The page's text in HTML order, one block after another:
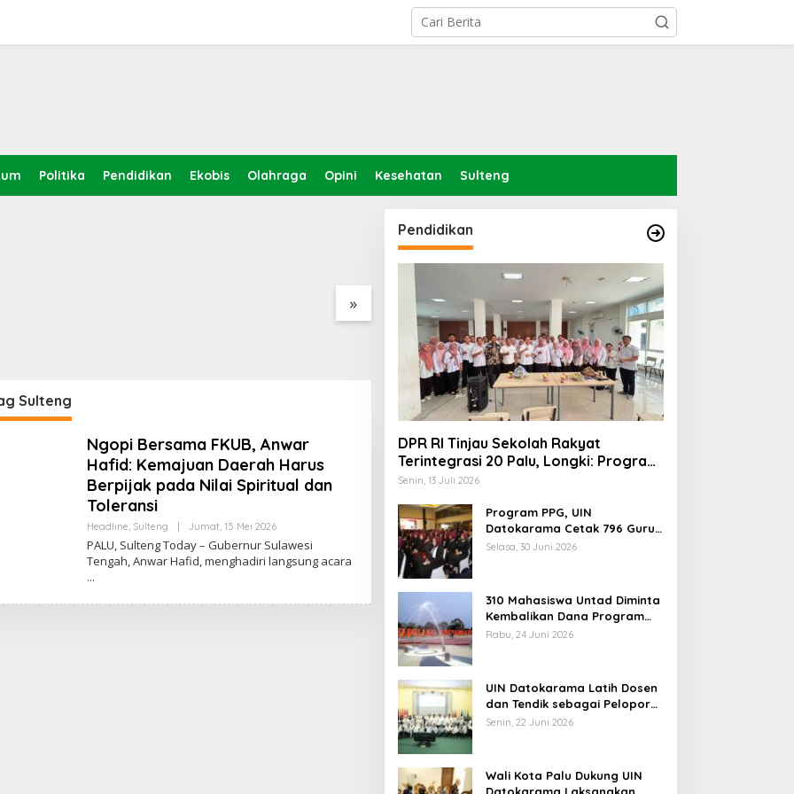
Politika Pendidikan Ekobis Olahraga Opini Kesehatan Sulteng
Anwar Hafid: Kemajuan
pada Nilai Spiritual dan
»
Ghafur: Ketua
Jelang Muktamar Ke-35, AS
Lindungi Hak Sipil, PKB
Siber
Pemerintah Diminta
Mengkaji Rencana
Kenaikan Gaji Kepala
Daerah
Sulteng
Ngopi Bersama FKUB, Anwar
Hafid: Kemajuan Daerah Harus
Berpijak pada Nilai Spiritual dan
Toleransi
Headline, Sulteng Jumat, 15 Mei 2026Oleh
Today
PALU, Sulteng Today – Gubernur Sulawesi
Tengah, Anwar Hafid, menghadiri langsung acara
Pendidikan
DPR RI Tinjau Sekolah Rakyat
Terintegrasi 20 Palu, Longki: Program
Prabowo Angkat Martabat Anak
Senin, 13 Juli 2026
Program PPG, UIN
Datokarama Cetak 796 Guru
Profesional
Selasa, 30 Juni 2026
310 Mahasiswa Untad Diminta
Kembalikan Dana Program
Berani Cerdas, Kadisdik
Rabu, 24 Juni 2026
UIN Datokarama Latih Dosen
dan Tendik sebagai Pelopor
Moderasi Beragama
Senin, 22 Juni 2026
Wali Kota Palu Dukung UIN